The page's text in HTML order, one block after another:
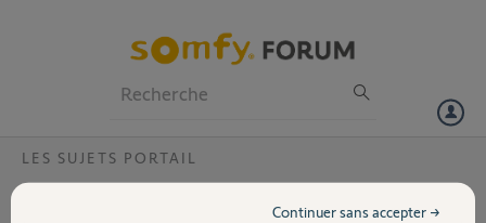
Volet
LES SUJETS PORTAIL
Clavier filaire ne fonctionne plusContinuer sans accepter →